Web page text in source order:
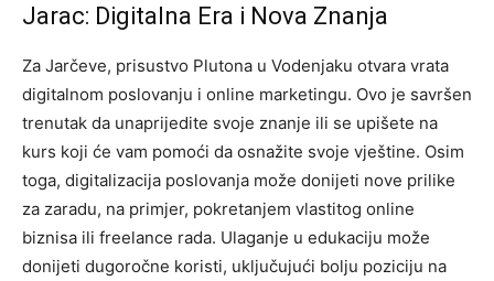
Jarac: Digitalna Era i Nova Znanja
Za Jarčeve, prisustvo Plutona u Vodenjaku otvara vrata
digitalnom poslovanju i online marketingu. Ovo je savršen
trenutak da unaprijedite svoje znanje ili se upišete na
kurs koji će vam pomoći da osnažite svoje vještine. Osim
toga, digitalizacija poslovanja može donijeti nove prilike
za zaradu, na primjer, pokretanjem vlastitog online
biznisa ili freelance rada. Ulaganje u edukaciju može
donijeti dugoročne koristi, uključujući bolju poziciju na